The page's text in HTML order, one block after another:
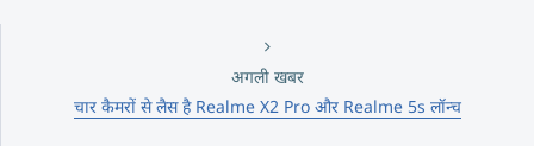
अगली खबर
चार कैमरों से लैस है Realme X2 Pro और Realme 5s लॉन्च